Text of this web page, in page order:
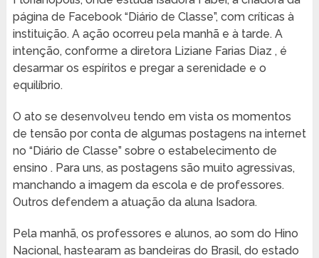
página de Facebook “Diário de Classe”, com críticas à
instituição. A ação ocorreu pela manhã e à tarde. A
intenção, conforme a diretora Liziane Farias Diaz , é
desarmar os espíritos e pregar a serenidade e o
equilíbrio.
O ato se desenvolveu tendo em vista os momentos
de tensão por conta de algumas postagens na internet
no “Diário de Classe” sobre o estabelecimento de
ensino . Para uns, as postagens são muito agressivas,
manchando a imagem da escola e de professores.
Outros defendem a atuação da aluna Isadora.
Pela manhã, os professores e alunos, ao som do Hino
Nacional, hastearam as bandeiras do Brasil, do estado